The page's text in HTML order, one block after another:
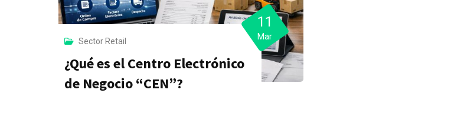
Sector Retail
¿Qué es el Centro Electrónico
de Negocio “CEN”?
11
Mar